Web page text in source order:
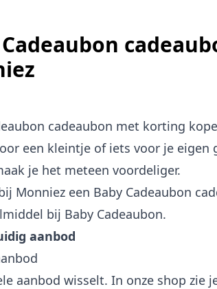
Cadeaubon
cadeaubon met korting
een kleintje of iets voor je eigen
je het meteen voordeliger.
Monniez een Baby Cadeaubon
bij Baby Cadeaubon.
aanbod
aanbod wisselt. In onze shop zie